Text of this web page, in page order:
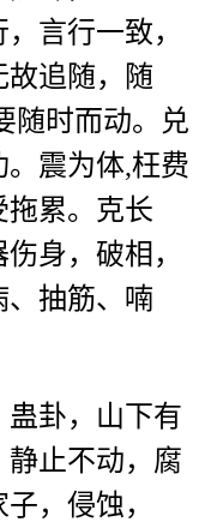
言行一致，
故追随，随
随时而动。兑
震为体,枉费
拖累。克长
身，破相，
、抽筋、喃
蛊卦，山下有
静止不动，腐
，侵蚀，